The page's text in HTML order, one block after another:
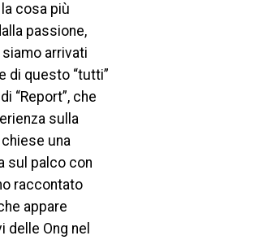
cosa più
passione,
arrivati
di questo “tutti”
“Report”, che
sulla
chiese una
sul palco con
raccontato
appare
Ong nel